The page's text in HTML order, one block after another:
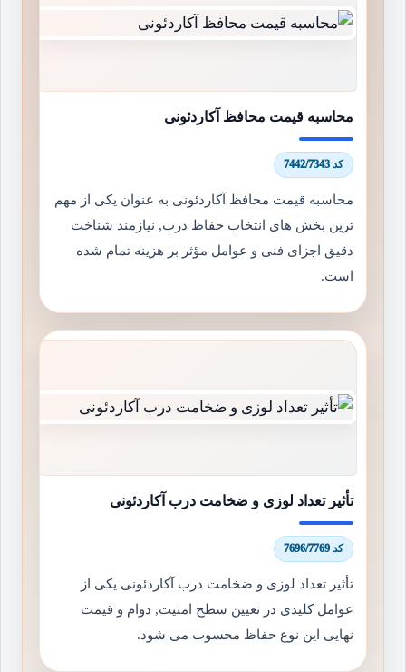
محاسبه قیمت محافظ آکاردئونی
کد 7442/7343
محاسبه قیمت محافظ آکاردئونی به عنوان یکی از مهم
ترین بخش های انتخاب حفاظ درب, نیازمند شناخت
دقیق اجزای فنی و عوامل مؤثر بر هزینه تمام شده
است.
تأثیر تعداد لوزی و ضخامت درب آکاردئونی
کد 7696/7769
تأثیر تعداد لوزی و ضخامت درب آکاردئونی یکی از
عوامل کلیدی در تعیین سطح امنیت, دوام و قیمت
نهایی این نوع حفاظ محسوب می شود.